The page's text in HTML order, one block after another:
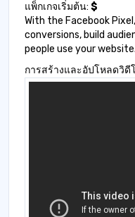
แพ็กเกจเริ่มต้น: $
With the Facebook
conversions, build
people use your website.
การสร้างและอัปโหลดวิดี